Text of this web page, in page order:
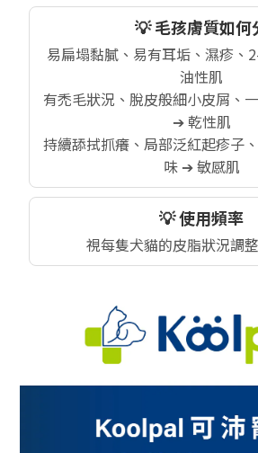
💡 毛孩膚質如何
易扁塌黏膩、易有耳垢、濕疹、
油性肌
有禿毛狀況、脫皮般細小皮屑、
➔ 乾性肌
持續舔拭抓癢、局部泛紅起疹子
味 ➔ 敏感肌
💡 使用頻率
視每隻犬貓的皮脂狀況調